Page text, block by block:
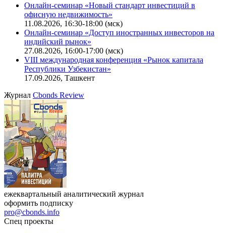
Онлайн-семинар «Новый стандарт инвестиций в
офисную недвижимость»
11.08.2026, 16:30-18:00 (мск)
Онлайн-семинар «Доступ иностранных инвесторов на
индийский рынок»
27.08.2026, 16:00-17:00 (мск)
VIII международная конференция «Рынок капитала
Республики Узбекистан»
17.09.2026, Ташкент
Журнал Cbonds Review
ежеквартальный аналитический журнал
оформить подписку
pro@cbonds.info
Спец проекты